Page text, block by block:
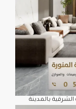
بالمدينة